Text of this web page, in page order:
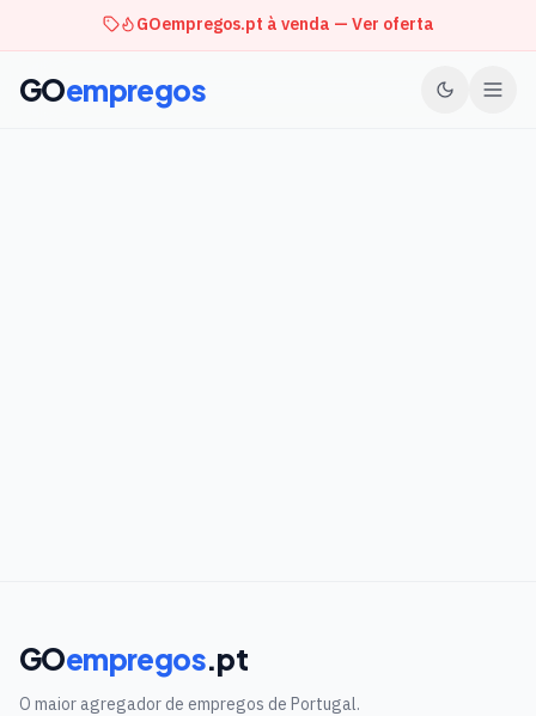
GOempregos.pt à venda — Ver oferta
GOempregos
GOempregos.pt
O maior agregador de empregos de Portugal.